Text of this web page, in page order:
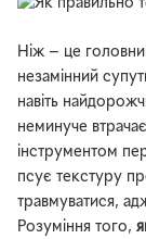
Ніж — це
незамінний
навіть
неминуче
інструментом
псує текстуру
травмуватися,
Розуміння того,